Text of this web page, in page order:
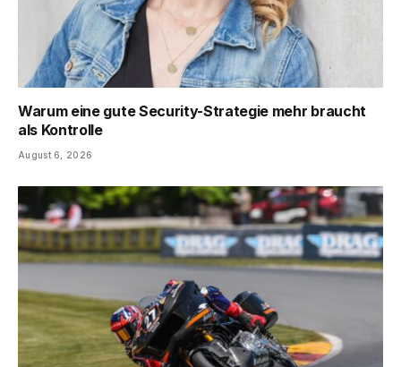
Warum eine gute Security-Strategie mehr braucht
als Kontrolle
August 6, 2026